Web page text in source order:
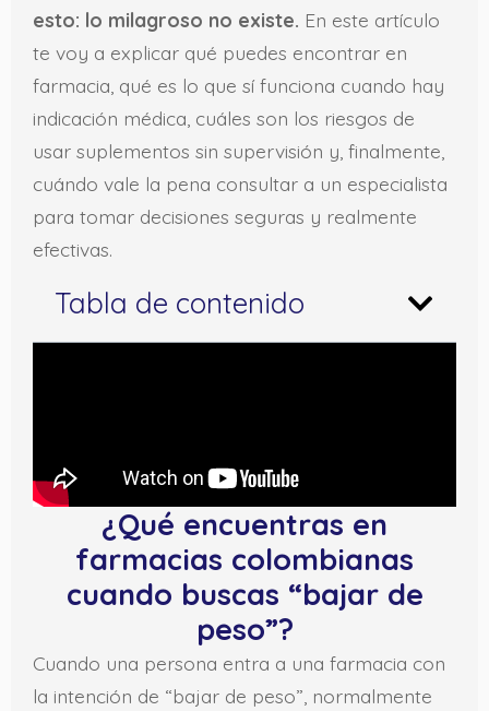
esto: lo milagroso no existe. En este artículo
te voy a explicar qué puedes encontrar en
farmacia, qué es lo que sí funciona cuando hay
indicación médica, cuáles son los riesgos de
usar suplementos sin supervisión y, finalmente,
cuándo vale la pena consultar a un especialista
para tomar decisiones seguras y realmente
efectivas.
Tabla de contenido
¿Qué encuentras en
farmacias colombianas
cuando buscas “bajar de
peso”?
Cuando una persona entra a una farmacia con
la intención de “bajar de peso”, normalmente